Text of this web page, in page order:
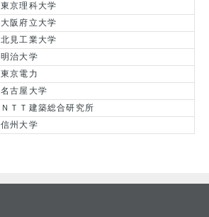
東京理科大学
大阪府立大学
北見工業大学
明治大学
東京電力
名古屋大学
ＮＴＴ建築総合研究所
信州大学